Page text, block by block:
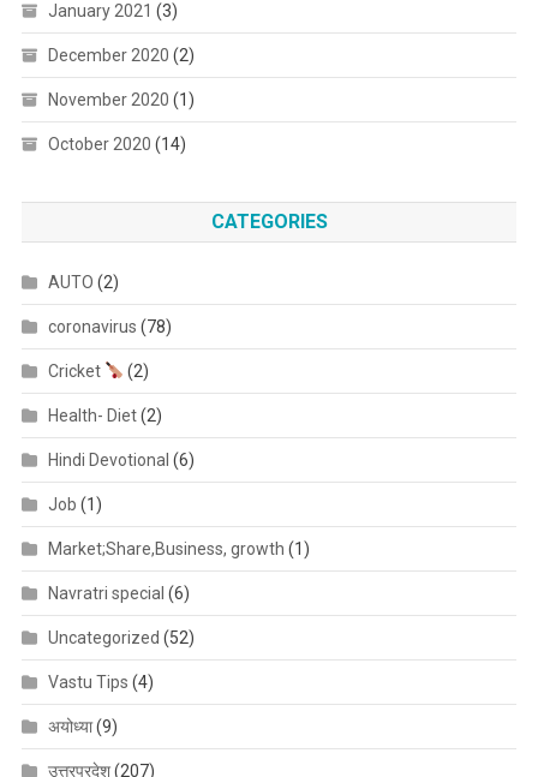
January 2021 (3)
December 2020 (2)
November 2020 (1)
October 2020 (14)
CATEGORIES
AUTO (2)
coronavirus (78)
Cricket (2)
Health- Diet(2)
Hindi Devotional (6)
Job (1)
Market;Share,Business, growth (1)
Navratri special (6)
Uncategorized (52)
Vastu Tips (4)
अयोध्या(9)
उत्तरप्रदेश(207)